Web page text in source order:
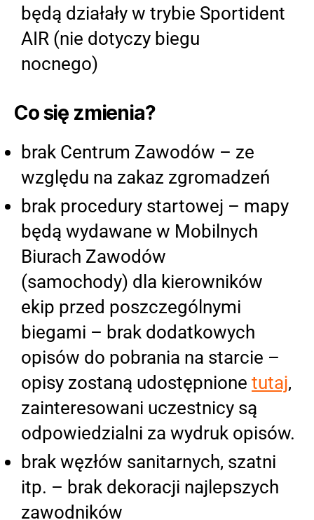
będą działały w trybie Sportident
AIR (nie dotyczy biegu
nocnego)
Co się zmienia?
brak Centrum Zawodów – ze
względu na zakaz zgromadzeń
brak procedury startowej – mapy
będą wydawane w Mobilnych
Biurach Zawodów
(samochody) dla kierowników
ekip przed poszczególnymi
biegami – brak dodatkowych
opisów do pobrania na starcie –
opisy zostaną udostępnione tutaj,
zainteresowani uczestnicy są
odpowiedzialni za wydruk opisów.
brak węzłów sanitarnych, szatni
itp. – brak dekoracji najlepszych
zawodników